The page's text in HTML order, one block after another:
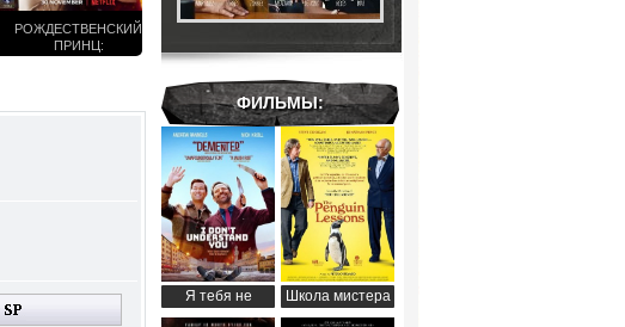
РОЖДЕСТВЕНСКИЙ
ПРИНЦ:
ФИЛЬМЫ:
Я тебя не
понимаю (2024)
Школа мистера
Пингвина (2024)